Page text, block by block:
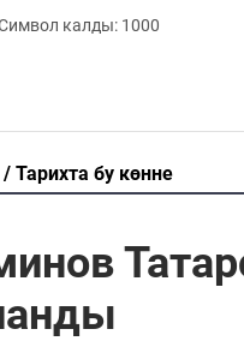
калды: 1000
Тарихта бу көнне